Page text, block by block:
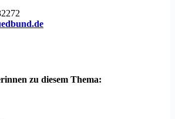
zu diesem Thema: